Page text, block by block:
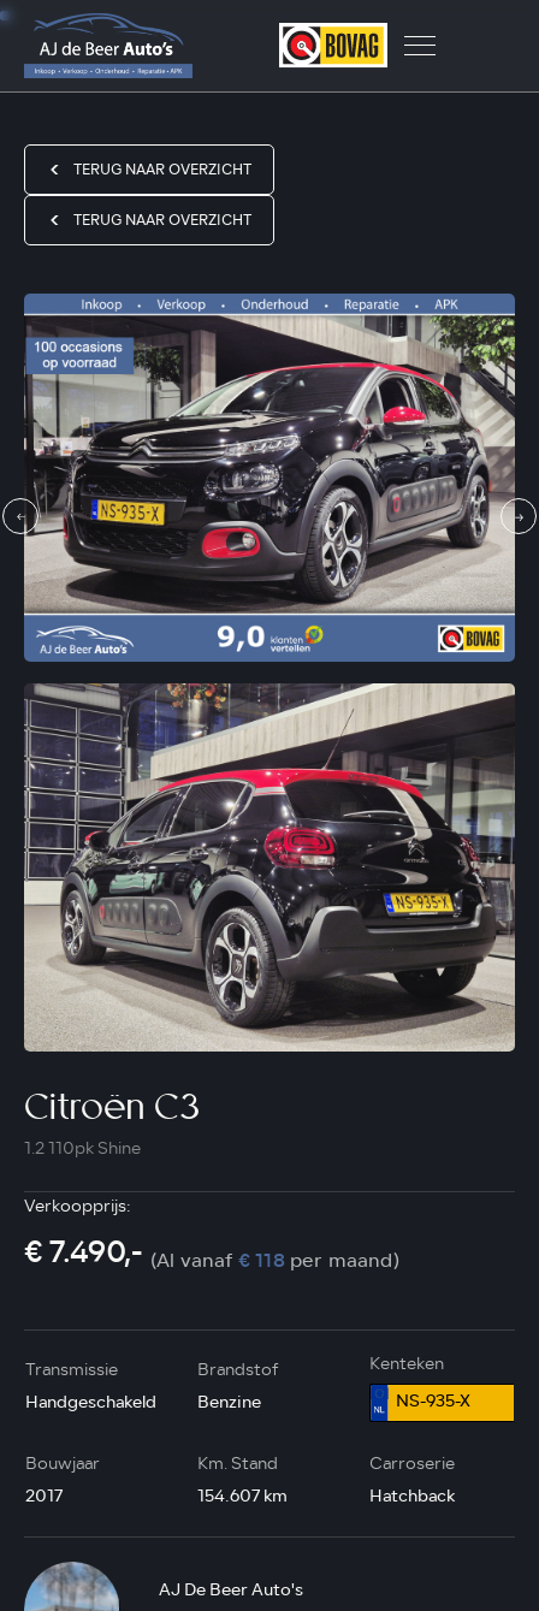
TERUG NAAR OVERZICHT
TERUG NAAR OVERZICHT
Citroën C3
1.2 110pk Shine
Verkoopprijs:
€ 7.490,- (Al vanaf € 118 per maand)
Transmissie
Handgeschakeld
Brandstof
Benzine
Kenteken
NS-935-X
Bouwjaar
2017
Km. Stand
154.607 km
Carroserie
Hatchback
AJ De Beer Auto's